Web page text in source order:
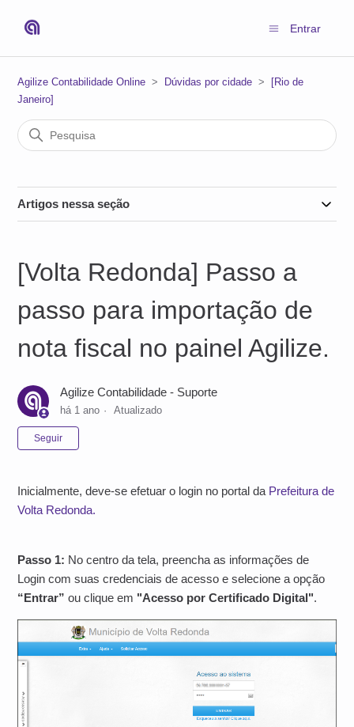
Entrar
Agilize Contabilidade Online Dúvidas por cidade
[Rio de
Janeiro]
Artigos nessa seção
[Volta Redonda] Passo a
passo para importação de
nota fiscal no painel Agilize.
Agilize Contabilidade - Suporte
há 1 ano Atualizado
Seguir
Inicialmente, deve-se efetuar o login no portal da Prefeitura de
Volta Redonda.
Passo 1: No centro da tela, preencha as informações de
Login com suas credenciais de acesso e selecione a opção
“Entrar” ou clique em "Acesso por Certificado Digital".